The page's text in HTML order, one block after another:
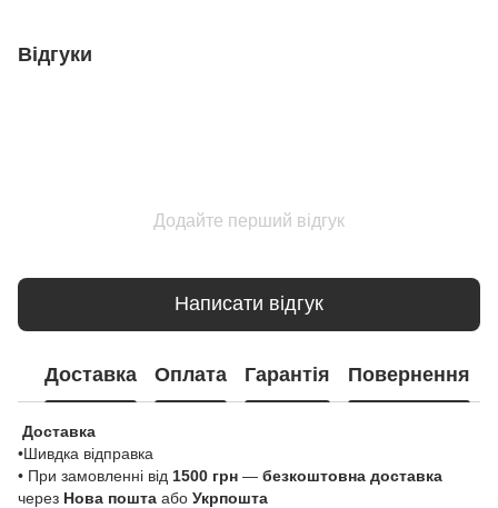
Відгуки
Додайте перший відгук
Написати відгук
Доставка Оплата Гарантія Повернення
Доставка
•Шивдка відправка
• При замовленні від 1500 грн — безкоштовна доставка
через Нова пошта або Укрпошта